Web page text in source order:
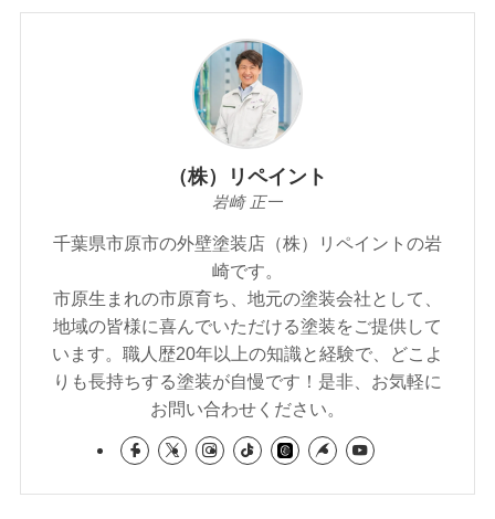
（株）リペイント
岩崎 正一
千葉県市原市の外壁塗装店（株）リペイントの岩
崎です。
市原生まれの市原育ち、地元の塗装会社として、
地域の皆様に喜んでいただける塗装をご提供して
います。職人歴20年以上の知識と経験で、どこよ
りも長持ちする塗装が自慢です！是非、お気軽に
お問い合わせください。